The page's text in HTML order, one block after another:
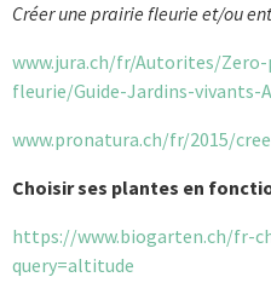
Créer une prairie fleurie et/ou
www.jura.ch/fr/Autorites/
fleurie/Guide-Jardins-
www.pronatura.ch/fr/2015/
Choisir ses plantes en
https://www.biogarten.ch/fr-
query=altitude